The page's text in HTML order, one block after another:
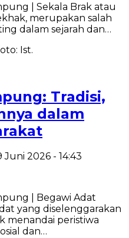
| Sekala Brak atau
merupakan salah
dalam sejarah dan…
Tradisi,
dalam
Juni 2026 - 14:43
| Begawi Adat
yang diselenggarakan
menandai peristiwa
dan…